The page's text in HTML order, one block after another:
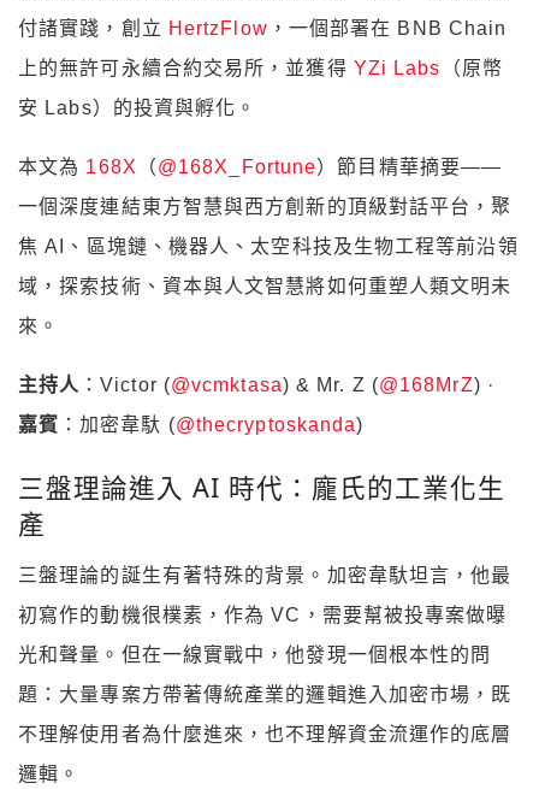
付諸實踐，創立 HertzFlow ，一個部署在 BNB Chain
上的無許可永續合約交易所，並獲得 YZi Labs （原幣
安 Labs）的投資與孵化。
本文為 168X （@168X_Fortune）節目精華摘要——
一個深度連結東方智慧與西方創新的頂級對話平台，聚
焦 AI、區塊鏈、機器人、太空科技及生物工程等前沿領
域，探索技術、資本與人文智慧將如何重塑人類文明未
來。
主持人 ：Victor (@vcmktasa) & Mr. Z (@168MrZ) ·
嘉賓 ：加密韋馱 (@thecryptoskanda)
三盤理論進入 AI 時代：龐氏的工業化生
產
三盤理論的誕生有著特殊的背景。加密韋馱坦言，他最
初寫作的動機很樸素，作為 VC，需要幫被投專案做曝
光和聲量。但在一線實戰中，他發現一個根本性的問
題：大量專案方帶著傳統產業的邏輯進入加密市場，既
不理解使用者為什麼進來，也不理解資金流運作的底層
邏輯。